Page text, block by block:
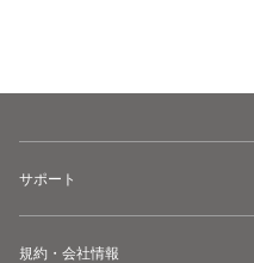
サポート
規約・会社情報